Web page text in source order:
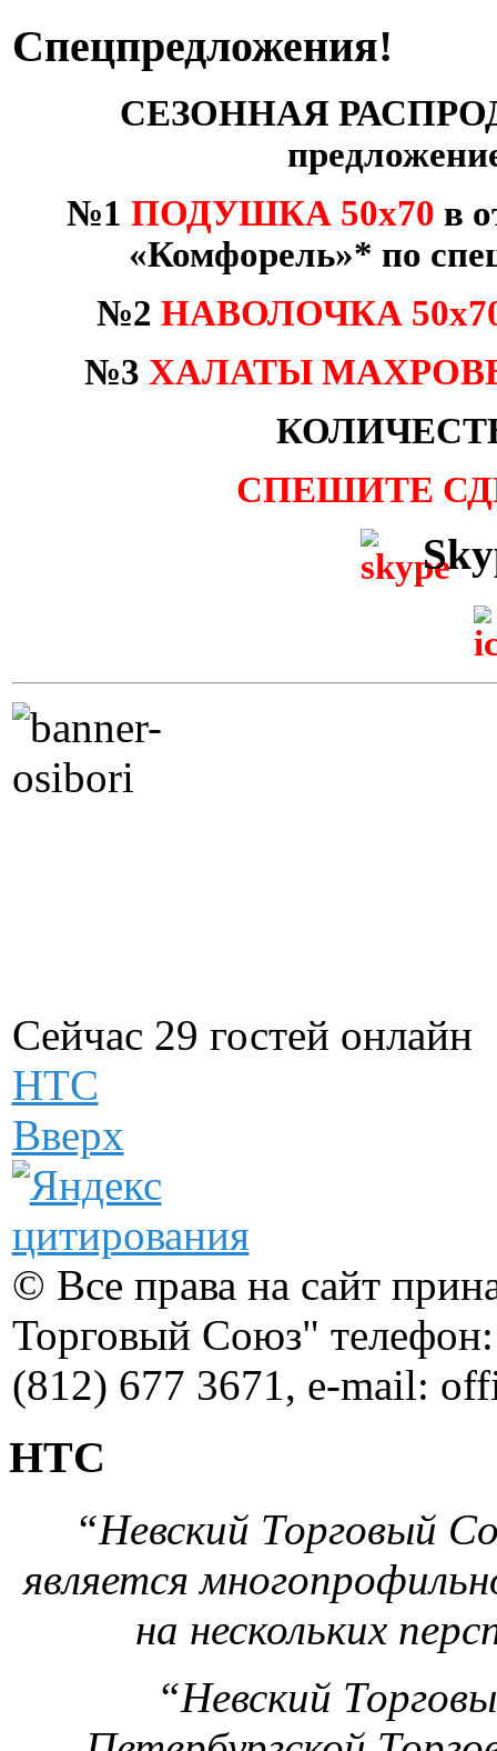
Спецпредложения!
СЕЗОННАЯ
№1 ПОДУШКА 50х70 в
«Комфорель»* по
№2 НАВОЛОЧКА
№3 ХАЛАТЫ
СПЕШИТЕ
Сейчас 29 гостей онлайн
НТС
Вверх
© Все права на сайт
Торговый Союз"
(812) 677 3671, e-mail:
НТС
“Невский Торговый
является
на нескольких
“Невский